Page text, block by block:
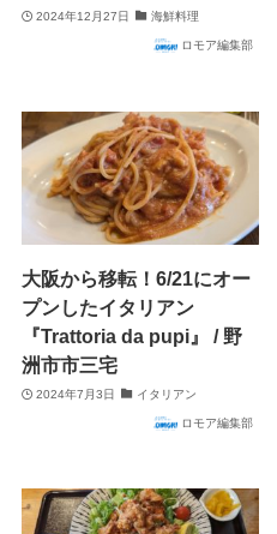
2024年12月27日 海鮮料理
ロモア編集部
大阪から移転！6/21にオー
プンしたイタリアン
『Trattoria da pupi』 / 野
洲市市三宅
2024年7月3日 イタリアン
ロモア編集部